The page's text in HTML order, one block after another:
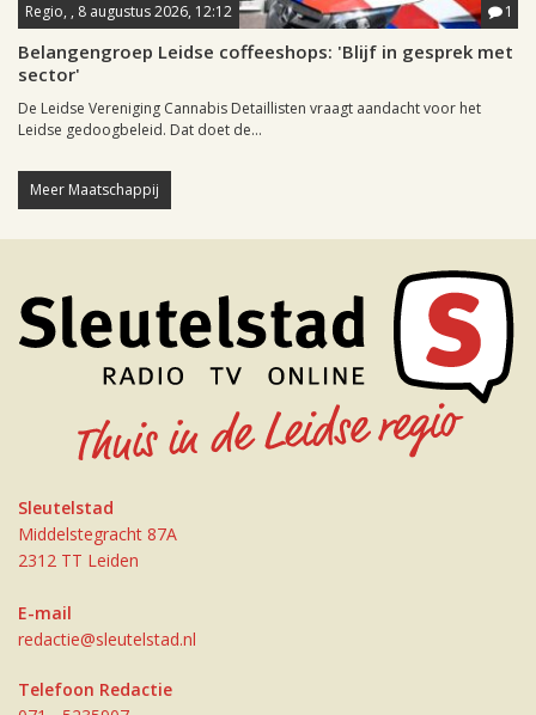
Regio, , 8 augustus 2026, 12:12 1
Belangengroep Leidse coffeeshops: 'Blijf in gesprek met
sector'
De Leidse Vereniging Cannabis Detaillisten vraagt aandacht voor het
Leidse gedoogbeleid. Dat doet de...
Meer Maatschappij
Sleutelstad
Middelstegracht 87A
2312 TT Leiden
E-mail
redactie@sleutelstad.nl
Telefoon Redactie